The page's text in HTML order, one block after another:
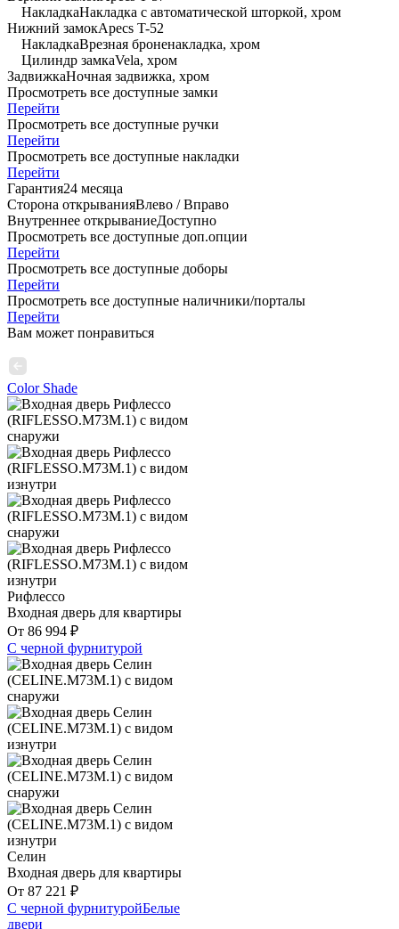
НакладкаНакладка с автоматической шторкой, хром
Нижний замокApecs T-52
НакладкаВрезная броненакладка, хром
Цилиндр замкаVela, хром
ЗадвижкаНочная задвижка, хром
Просмотреть все доступные замки
Перейти
Просмотреть все доступные ручки
Перейти
Просмотреть все доступные накладки
Перейти
Гарантия24 месяца
Сторона открыванияВлево / Вправо
Внутреннее открываниеДоступно
Просмотреть все доступные доп.опции
Перейти
Просмотреть все доступные доборы
Перейти
Просмотреть все доступные наличники/порталы
Перейти
Вам может понравиться
Color Shade
Рифлессо
Входная дверь для квартиры
От 86 994 ₽
С черной фурнитурой
Селин
Входная дверь для квартиры
От 87 221 ₽
С черной фурнитуройБелые
двери